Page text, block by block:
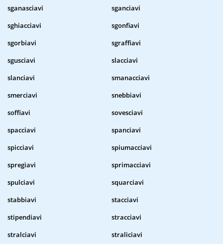
sganasciavi
sganciavi
sghiacciavi
sgonfiavi
sgorbiavi
sgraffiavi
sgusciavi
slacciavi
slanciavi
smanacciavi
smerciavi
snebbiavi
soffiavi
sovesciavi
spacciavi
spanciavi
spicciavi
spiumacciavi
spregiavi
sprimacciavi
spulciavi
squarciavi
stabbiavi
stacciavi
stipendiavi
stracciavi
stralciavi
straliciavi